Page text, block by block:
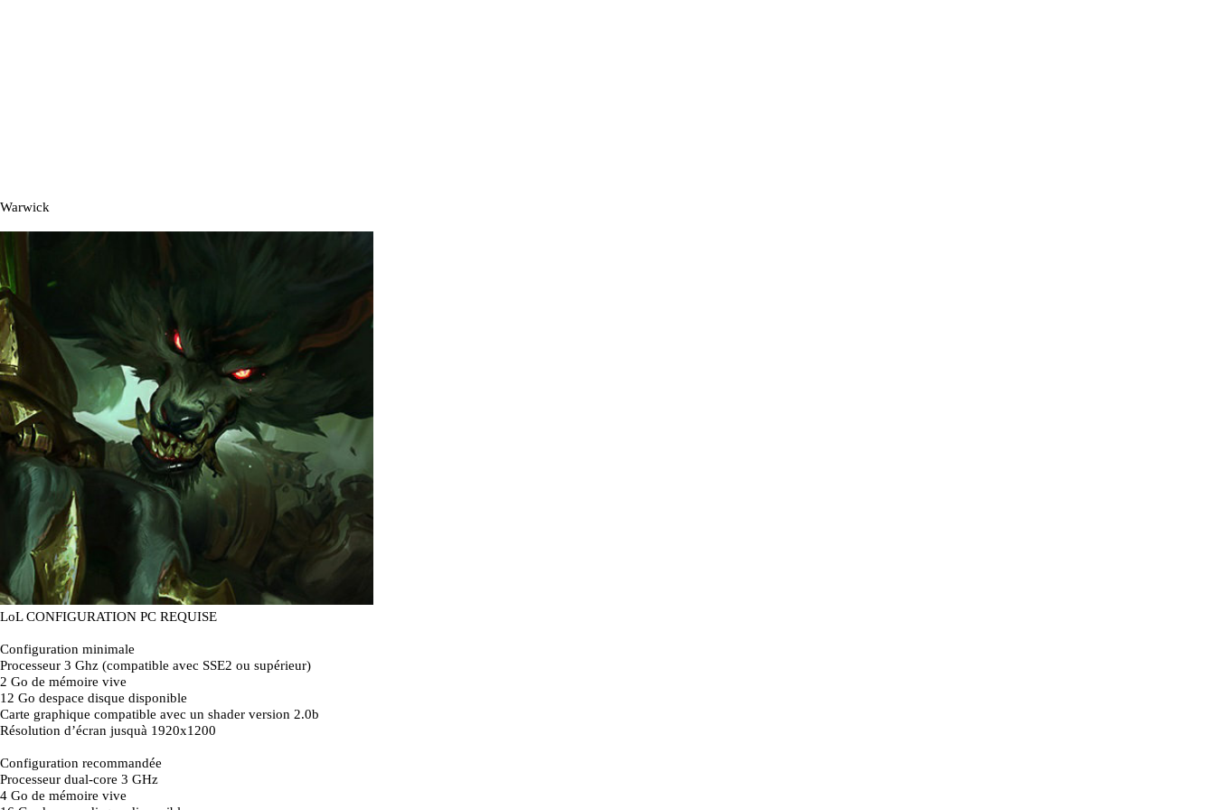
Warwick
LoL CONFIGURATION PC REQUISE
Configuration minimale
Processeur 3 Ghz (compatible avec SSE2 ou supérieur)
2 Go de mémoire vive
12 Go despace disque disponible
Carte graphique compatible avec un shader version 2.0b
Résolution d’écran jusquà 1920x1200
Configuration recommandée
Processeur dual-core 3 GHz
4 Go de mémoire vive